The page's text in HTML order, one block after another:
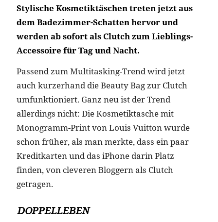
Stylische Kosmetiktäschen treten jetzt aus
dem Badezimmer-Schatten hervor und
werden ab sofort als Clutch zum Lieblings-
Accessoire für Tag und Nacht.
Passend zum Multitasking-Trend wird jetzt
auch kurzerhand die Beauty Bag zur Clutch
umfunktioniert. Ganz neu ist der Trend
allerdings nicht: Die Kosmetiktasche mit
Monogramm-Print von Louis Vuitton wurde
schon früher, als man merkte, dass ein paar
Kreditkarten und das iPhone darin Platz
finden, von cleveren Bloggern als Clutch
getragen.
DOPPELLEBEN